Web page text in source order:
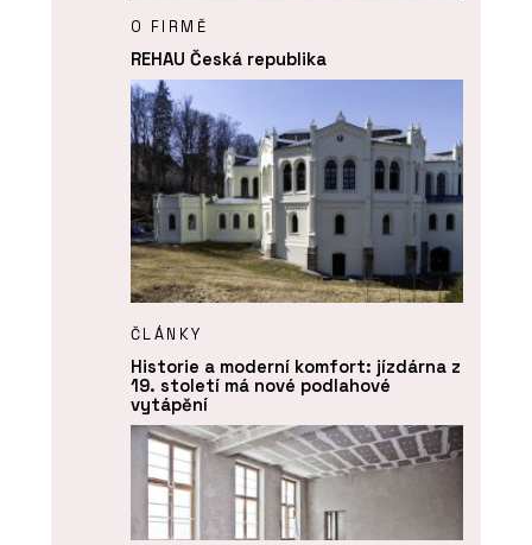
O FIRMĚ
REHAU Česká republika
ČLÁNKY
Historie a moderní komfort: jízdárna z
19. století má nové podlahové
vytápění